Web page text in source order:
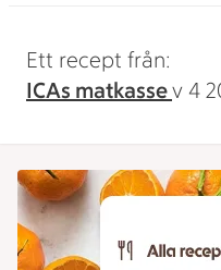
Ett recept från:
ICAs matkassev 4